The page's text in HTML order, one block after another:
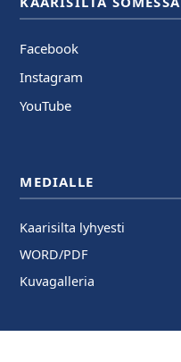
Facebook
Instagram
YouTube
MEDIALLE
Kaarisilta lyhyesti
WORD/PDF
Kuvagalleria